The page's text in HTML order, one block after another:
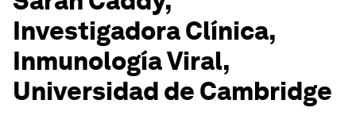
Investigadora Clínica,
Inmunología Viral,
Universidad de Cambridge